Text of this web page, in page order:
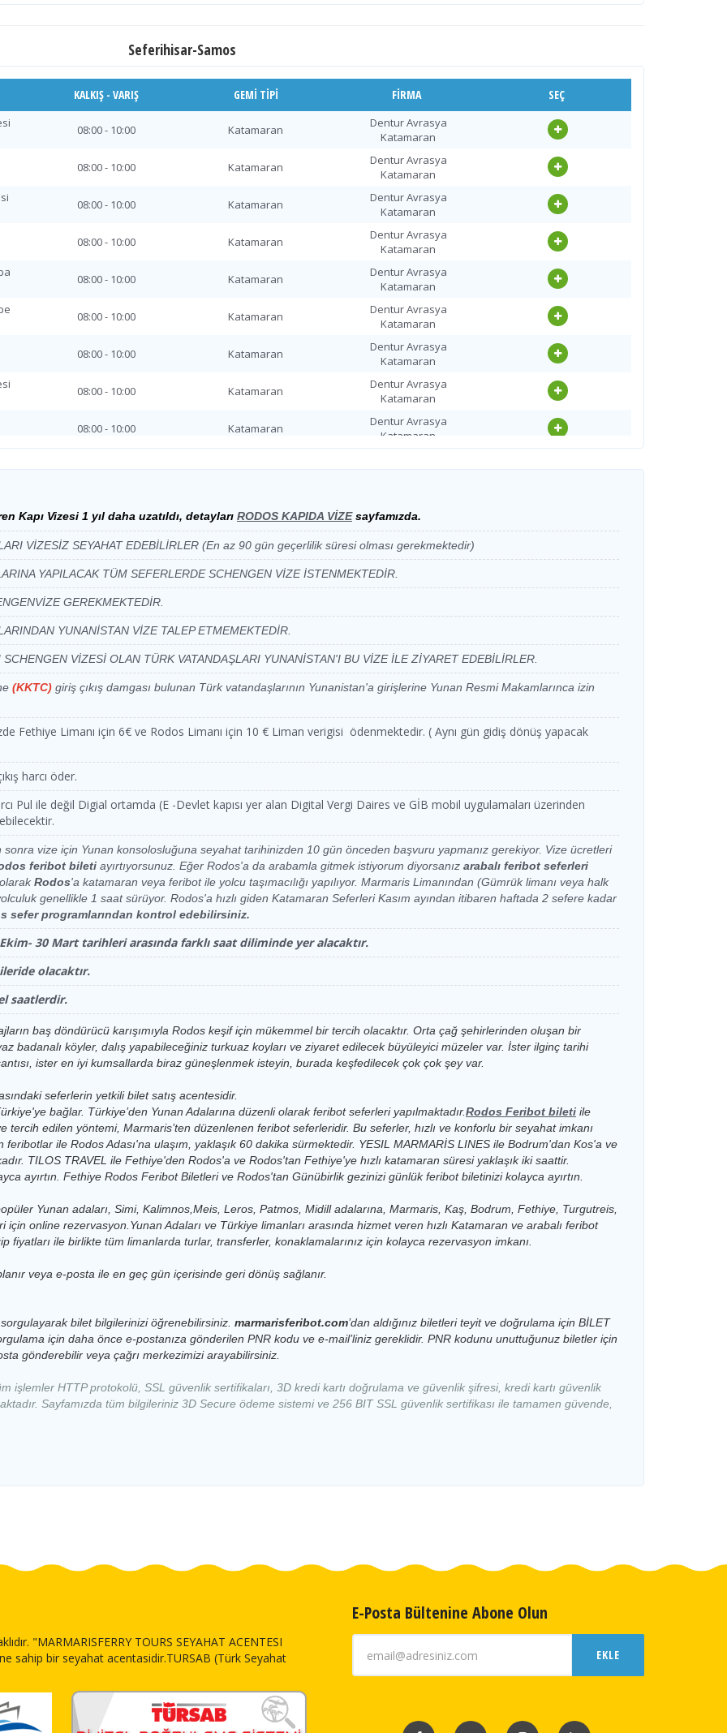
17:00 - 19:00 Katamaran
Katamaran
17:00 - 19:00 Katamaran
Dentur Avrasya
Katamaran
17:00 - 19:00 Katamaran
Dentur Avrasya
Katamaran
17:00 - 19:00 Katamaran
Dentur Avrasya
Katamaran
17:00 - 19:00 Katamaran
Dentur Avrasya
Katamaran
17:00 - 19:00 Katamaran
Dentur Avrasya
Katamaran
17:00 - 19:00 Katamaran
Dentur Avrasya
Katamaran
17:00 - 19:00 Katamaran
Dentur Avrasya
Katamaran
17:00 - 19:00 Katamaran
Dentur Avrasya
Katamaran
17:00 - 19:00 Katamaran
Dentur Avrasya
Katamaran
17:00 - 19:00 Katamaran
Dentur Avrasya
Katamaran
17:00 - 19:00 Katamaran
Katamaran
17:00 - 19:00 Katamaran
Katamaran
17:00 - 19:00 Katamaran
Dentur Avrasya
Katamaran
17:00 - 19:00 Katamaran
17:00 - 19:00 Katamaran
Dentur Avrasya
Katamaran
17:00 - 19:00 Katamaran
Dentur Avrasya
17:00 - 19:00 Katamaran
Dentur Avrasya
Katamaran
Dentur Avrasya
17:00 - 19:00 Katamaran
Dentur Avrasya
Katamaran
17:00 - 19:00 Katamaran
Dentur Avrasya
Katamaran
17:00 - 19:00 Katamaran
Dentur Avrasya
Katamaran
17:00 - 19:00 Katamaran
Katamaran
17:00 - 19:00 Katamaran
Katamaran
Dentur Avrasya
17:00 - 19:00 Katamaran
Katamaran
17:00 - 19:00 Katamaran
Dentur Avrasya
Katamaran
17:00 - 19:00 Katamaran
Katamaran
17:00 - 19:00 Katamaran
Dentur Avrasya
Katamaran
17:00 - 19:00 Katamaran
Dentur Avrasya
Katamaran
17:00 - 19:00 Katamaran
Dentur Avrasya
Katamaran
Seferihisar-Samos
KALKIŞ - VARIŞ GEMI TIPI FIRMA SEÇ
08:00 - 10:00 Katamaran
Dentur Avrasya
Katamaran
08:00 - 10:00 Katamaran
Dentur Avrasya
Katamaran
08:00 - 10:00 Katamaran
Dentur Avrasya
Katamaran
08:00 - 10:00 Katamaran
Dentur Avrasya
Katamaran
08:00 - 10:00 Katamaran
Dentur Avrasya
Katamaran
08:00 - 10:00 Katamaran
Dentur Avrasya
Katamaran
08:00 - 10:00 Katamaran
Dentur Avrasya
Katamaran
08:00 - 10:00 Katamaran
Dentur Avrasya
Katamaran
08:00 - 10:00 Katamaran
Dentur Avrasya
Katamaran
08:00 - 10:00 Katamaran
Katamaran
Katamaran
08:00 - 10:00 Katamaran
Dentur Avrasya
Katamaran
08:00 - 10:00 Katamaran
Dentur Avrasya
Katamaran
08:00 - 10:00 Katamaran
08:00 - 10:00 Katamaran
Dentur Avrasya
Katamaran
08:00 - 10:00 Katamaran
Dentur Avrasya
Katamaran
08:00 - 10:00 Katamaran
Dentur Avrasya
Katamaran
08:00 - 10:00 Katamaran
08:00 - 10:00 Katamaran
Dentur Avrasya
Katamaran
08:00 - 10:00 Katamaran
Dentur Avrasya
Katamaran
08:00 - 10:00 Katamaran
Dentur Avrasya
Katamaran
08:00 - 10:00 Katamaran
Dentur Avrasya
08:00 - 10:00 Katamaran
Katamaran
08:00 - 10:00 Katamaran
08:00 - 10:00 Katamaran
Dentur Avrasya
Katamaran
08:00 - 10:00 Katamaran
Dentur Avrasya
Katamaran
08:00 - 10:00 Katamaran
Katamaran
08:00 - 10:00 Katamaran
Dentur Avrasya
Katamaran
08:00 - 10:00 Katamaran
Dentur Avrasya
Katamaran
08:00 - 10:00 Katamaran
Dentur Avrasya
Katamaran
08:00 - 10:00 Katamaran
Dentur Avrasya
08:00 - 10:00 Katamaran
Dentur Avrasya
Katamaran
08:00 - 10:00 Katamaran
08:00 - 10:00 Katamaran
Dentur Avrasya
Katamaran
Dentur Avrasya
08:00 - 10:00 Katamaran
Dentur Avrasya
Kapı Vizesi 1 yıl daha uzatıldı, detayları RODOS KAPIDA VİZEsayfamızda.
VİZESİZ SEYAHAT EDEBİLİRLER (En az 90 gün geçerlilik süresi olması gerekmektedir)
YAPILACAK TÜM SEFERLERDE SCHENGEN VİZE İSTENMEKTEDİR.
GEREKMEKTEDİR.
YUNANİSTAN VİZE TALEP ETMEMEKTEDİR.
VİZESİ OLAN TÜRK VATANDAŞLARI YUNANİSTAN'I BU VİZE İLE ZİYARET EDEBİLİRLER.
(KKTC) giriş çıkış damgası bulunan Türk vatandaşlarının Yunanistan'a girişlerine Yunan Resmi Makamlarınca izin
Fethiye Limanı için 6€ ve Rodos Limanı için 10 € Liman verigisi ödenmektedir. ( Aynı gün gidiş dönüş yapacak
harcı öder.
Pul ile değil Digial ortamda (E -Devlet kapısı yer alan Digital Vergi Daires ve GİB mobil uygulamaları üzerinden
sonra vize için Yunan konsolosluğuna seyahat tarihinizden 10 gün önceden başvuru yapmanız gerekiyor. Vize ücretleri
feribot bileti ayırtıyorsunuz. Eğer Rodos'a da arabamla gitmek istiyorum diyorsanız arabalı feribot seferleri
Rodos'a katamaran veya feribot ile yolcu taşımacılığı yapılıyor. Marmaris Limanından (Gümrük limanı veya halk
genellikle 1 saat sürüyor. Rodos'a hızlı giden Katamaran Seferleri Kasım ayından itibaren haftada 2 sefere kadar
sefer programlarından kontrol edebilirsiniz.
30 Mart tarihleri arasında farklı saat diliminde yer alacaktır.
olacaktır.
saatlerdir.
baş döndürücü karışımıyla Rodos keşif için mükemmel bir tercih olacaktır. Orta çağ şehirlerinden oluşan bir
badanalı köyler, dalış yapabileceğiniz turkuaz koyları ve ziyaret edilecek büyüleyici müzeler var. İster ilginç tarihi
ister en iyi kumsallarda biraz güneşlenmek isteyin, burada keşfedilecek çok çok şey var.
seferlerin yetkili bilet satış acentesidir.
bağlar. Türkiye’den Yunan Adalarına düzenli olarak feribot seferleri yapılmaktadır.Rodos Feribot bileti ile
tercih edilen yöntemi, Marmaris’ten düzenlenen feribot seferleridir. Bu seferler, hızlı ve konforlu bir seyahat imkanı
ile Rodos Adası'na ulaşım, yaklaşık 60 dakika sürmektedir. YESIL MARMARİS LINES ile Bodrum'dan Kos'a ve
TILOS TRAVEL ile Fethiye'den Rodos'a ve Rodos'tan Fethiye'ye hızlı katamaran süresi yaklaşık iki saattir.
ayırtın. Fethiye Rodos Feribot Biletleri ve Rodos'tan Günübirlik gezinizi günlük feribot biletinizi kolayca ayırtın.
Yunan adaları, Simi, Kalimnos,Meis, Leros, Patmos, Midill adalarına, Marmaris, Kaş, Bodrum, Fethiye, Turgutreis,
için online rezervasyon.Yunan Adaları ve Türkiye limanları arasında hizmet veren hızlı Katamaran ve arabalı feribot
ile birlikte tüm limanlarda turlar, transferler, konaklamalarınız için kolayca rezervasyon imkanı.
veya e-posta ile en geç gün içerisinde geri dönüş sağlanır.
bilet bilgilerinizi öğrenebilirsiniz. marmarisferibot.com’dan aldığınız biletleri teyit ve doğrulama için BİLET
için daha önce e-postanıza gönderilen PNR kodu ve e-mail’liniz gereklidir. PNR kodunu unuttuğunuz biletler için
gönderebilir veya çağrı merkezimizi arayabilirsiniz.
işlemler HTTP protokolü, SSL güvenlik sertifikaları, 3D kredi kartı doğrulama ve güvenlik şifresi, kredi kartı güvenlik
Sayfamızda tüm bilgileriniz 3D Secure ödeme sistemi ve 256 BIT SSL güvenlik sertifikası ile tamamen güvende,
"MARMARISFERRY TOURS SEYAHAT ACENTESI
sahip bir seyahat acentasidir.TURSAB (Türk Seyahat
E-Posta Bültenine Abone Olun
EKLE